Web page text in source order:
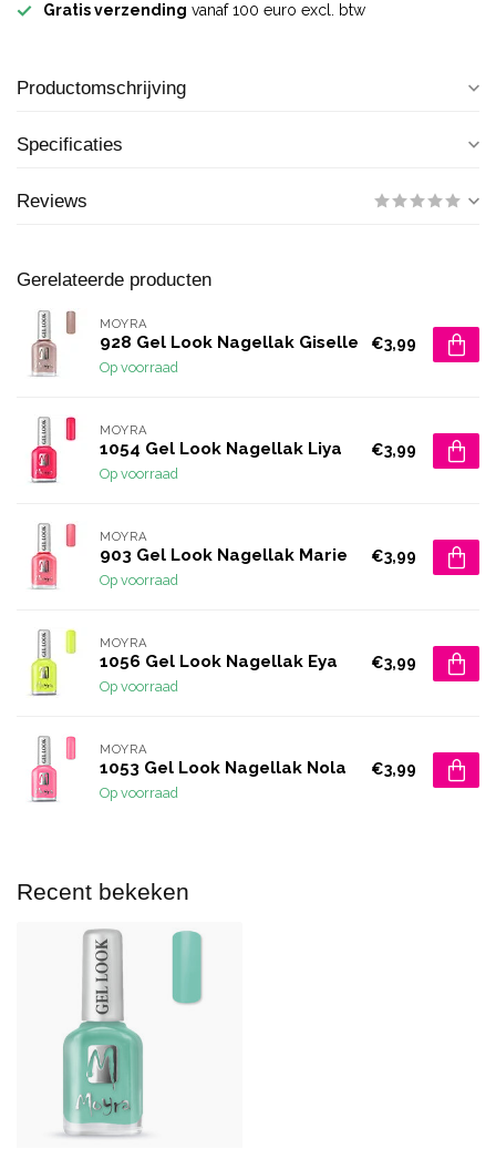
Gratis verzending vanaf 100 euro excl. btw
Productomschrijving
Specificaties
Reviews
Gerelateerde producten
MOYRA
928 Gel Look Nagellak Giselle
Op voorraad
€3,99
MOYRA
1054 Gel Look Nagellak Liya
Op voorraad
€3,99
MOYRA
903 Gel Look Nagellak Marie
Op voorraad
€3,99
MOYRA
1056 Gel Look Nagellak Eya
Op voorraad
€3,99
MOYRA
1053 Gel Look Nagellak Nola
Op voorraad
€3,99
Recent bekeken